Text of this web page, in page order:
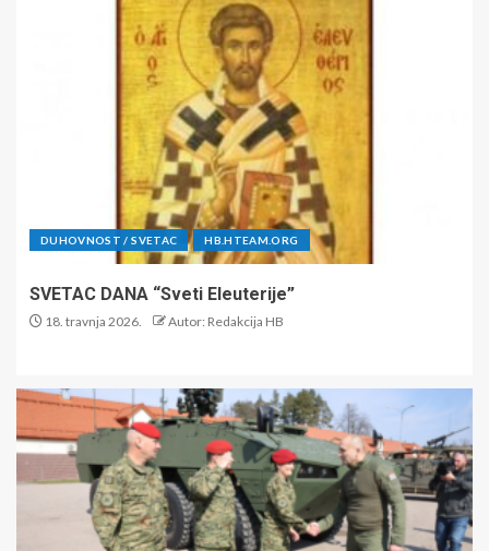
DUHOVNOST / SVETAC HB.HTEAM.ORG
SVETAC DANA “Sveti Eleuterije”
18. travnja 2026. Autor: Redakcija HB